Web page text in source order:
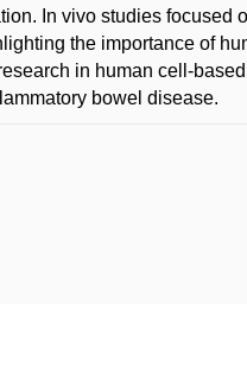
In vivo studies focused
the importance of
in human cell-
bowel disease.